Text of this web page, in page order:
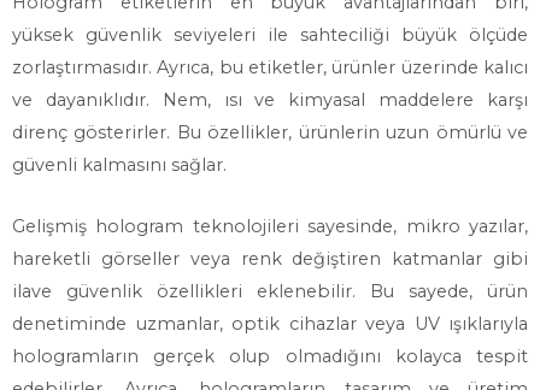
yüksek güvenlik seviyeleri ile sahteciliği büyük ölçüde
zorlaştırmasıdır. Ayrıca, bu etiketler, ürünler üzerinde kalıcı
ve dayanıklıdır. Nem, ısı ve kimyasal maddelere karşı
direnç gösterirler. Bu özellikler, ürünlerin uzun ömürlü ve
güvenli kalmasını sağlar.
Gelişmiş hologram teknolojileri sayesinde, mikro yazılar,
hareketli görseller veya renk değiştiren katmanlar gibi
ilave güvenlik özellikleri eklenebilir. Bu sayede, ürün
denetiminde uzmanlar, optik cihazlar veya UV ışıklarıyla
hologramların gerçek olup olmadığını kolayca tespit